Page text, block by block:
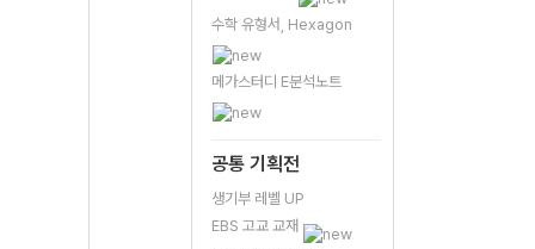
수학 유형서, Hexagon
메가스터디 E분석노트
공통 기획전
생기부 레벨 UP
EBS 고교 교재